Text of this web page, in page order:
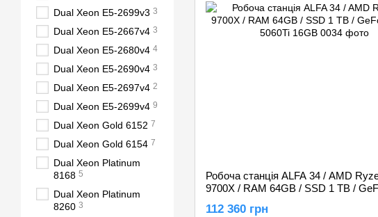
Робоча станція ALFA 34 / AMD
9700X / RAM 64GB / SSD 1 TB /
112 360 грн
Dual Xeon E5-2699v3 3
Dual Xeon E5-2667v4 3
Dual Xeon E5-2680v4 4
Dual Xeon E5-2690v4 3
Dual Xeon E5-2697v4 2
Dual Xeon E5-2699v4 9
Dual Xeon Gold 6152 7
Dual Xeon Gold 6154 7
Dual Xeon Platinum
8168 5
Dual Xeon Platinum
8260 3